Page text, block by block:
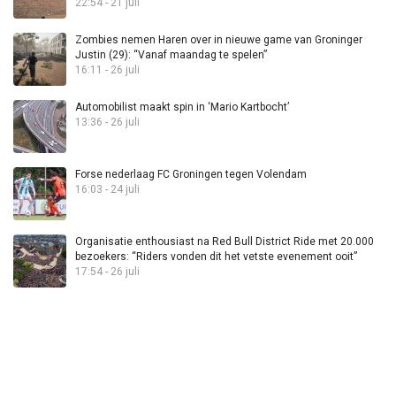
Zombies nemen Haren over in nieuwe game van Groninger
Justin (29): “Vanaf maandag te spelen”
16:11 - 26 juli
Automobilist maakt spin in ‘Mario Kartbocht’
13:36 - 26 juli
Forse nederlaag FC Groningen tegen Volendam
16:03 - 24 juli
Organisatie enthousiast na Red Bull District Ride met 20.000
bezoekers: “Riders vonden dit het vetste evenement ooit”
17:54 - 26 juli